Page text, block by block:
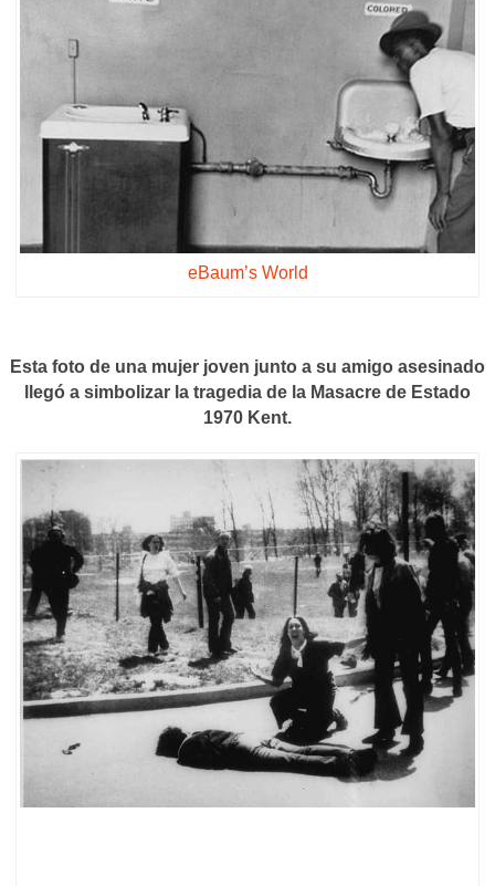
eBaum’s World
Esta foto de una mujer joven junto a su amigo asesinado
llegó a simbolizar la tragedia de la Masacre de Estado
1970 Kent.